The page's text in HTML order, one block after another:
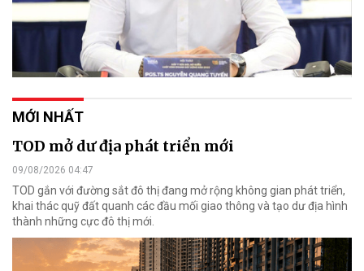
MỚI NHẤT
TOD mở dư địa phát triển mới
09/08/2026 04:47
TOD gắn với đường sắt đô thị đang mở rộng không gian phát triển,
khai thác quỹ đất quanh các đầu mối giao thông và tạo dư địa hình
thành những cực đô thị mới.